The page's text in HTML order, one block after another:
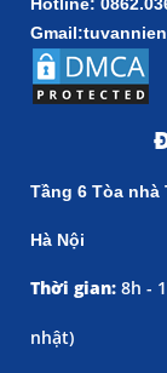
Tầng 6 Tòa nhà
Hà Nội
Thời gian: 8h -
nhật)